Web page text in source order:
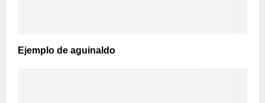
Ejemplo de aguinaldo